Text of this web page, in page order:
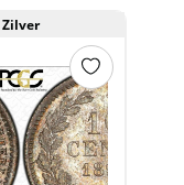
Zilver